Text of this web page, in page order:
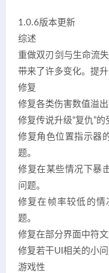
1.0.6版本更新
综述
重做双刃剑与生命流
带来了许多变化。提
修复
修复各类伤害数值溢
修复传说升级“复仇”
修复角色位置指示器
题。
修复在某些情况下暴
问题。
修复在帧率较低的情
题。
修复在部分界面中符
修复若干UI相关的小问
游戏性